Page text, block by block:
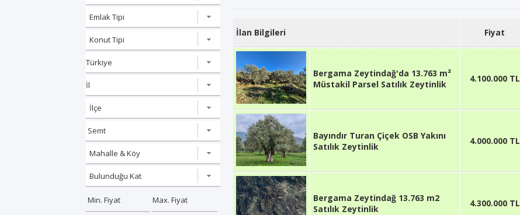
İlan Bilgileri Fiyat
Bergama Zeytindağ'da 13.763 m²
Müstakil Parsel Satılık Zeytinlik
4.100.000 TL
Bayındır Turan Çiçek OSB Yakını
Satılık Zeytinlik
4.000.000 TL
Bergama Zeytindağ 13.763 m2
Satılık Zeytinlik
4.300.000 TL